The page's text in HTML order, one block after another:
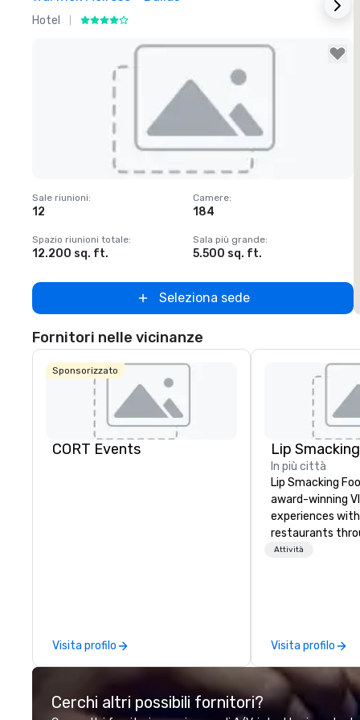
Hotel
Removed from favorites
Sale riunioni:
12
Camere:
184
Spazio riunioni totale:
12.200 sq. ft.
Sala più grande:
5.500 sq. ft.
Seleziona sede
Fornitori nelle vicinanze
Sponsorizzato
CORT Events
Visita profilo
In più città
Lip Smacking
award-winning
experiences
restaurants
United States.
parade of
craft cocktails
with complete
unique
Attività
Visita profilo
Cerchi altri possibili fornitori?